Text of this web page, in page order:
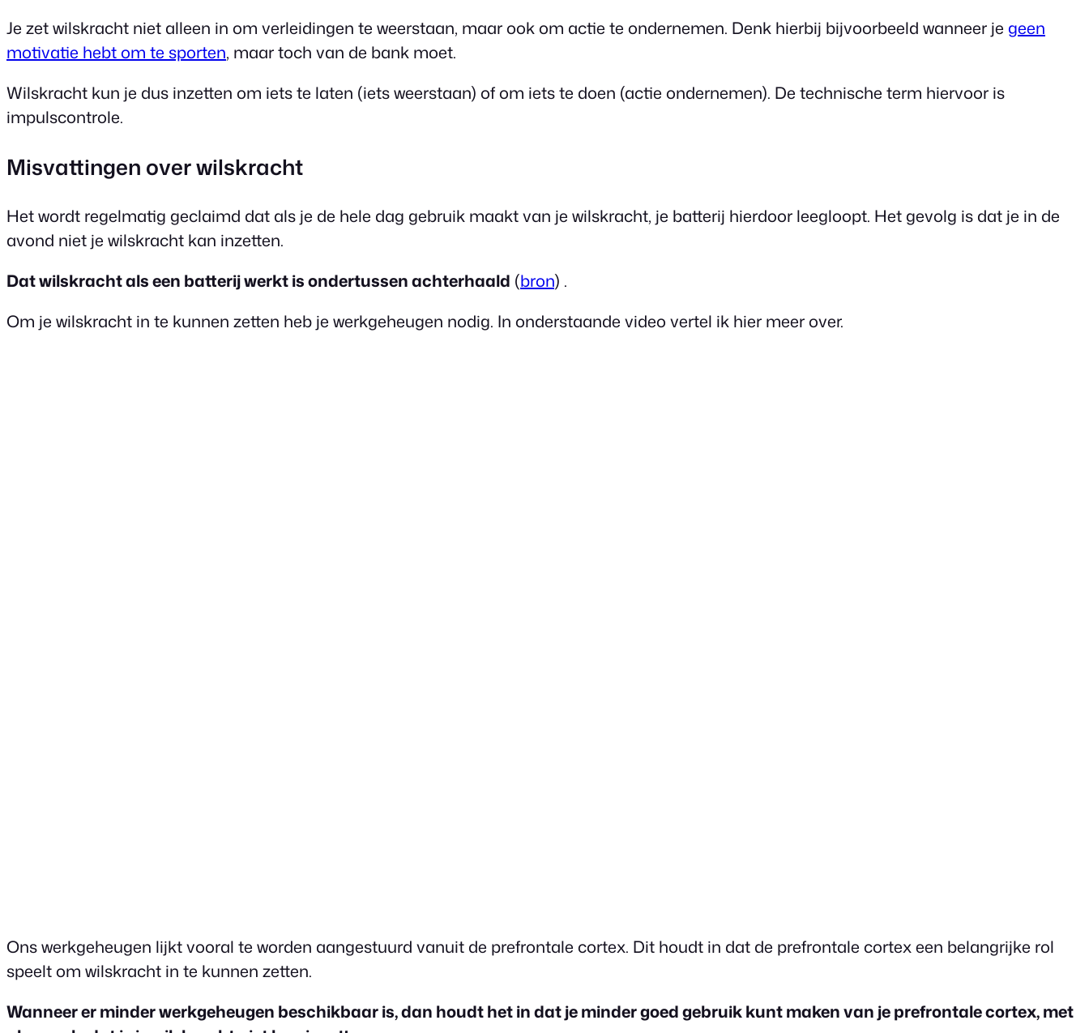
Je zet wilskracht niet alleen in om verleidingen te weerstaan, maar ook om actie te ondernemen. Denk hierbij bijvoorbeeld wanneer je geen
motivatie hebt om te sporten, maar toch van de bank moet.
Wilskracht kun je dus inzetten om iets te laten (iets weerstaan) of om iets te doen (actie ondernemen). De technische term hiervoor is
impulscontrole.
Misvattingen over wilskracht
Het wordt regelmatig geclaimd dat als je de hele dag gebruik maakt van je wilskracht, je batterij hierdoor leegloopt. Het gevolg is dat je in de
avond niet je wilskracht kan inzetten.
Dat wilskracht als een batterij werkt is ondertussen achterhaald (bron) .
Om je wilskracht in te kunnen zetten heb je werkgeheugen nodig. In onderstaande video vertel ik hier meer over.
Ons werkgeheugen lijkt vooral te worden aangestuurd vanuit de prefrontale cortex. Dit houdt in dat de prefrontale cortex een belangrijke rol
speelt om wilskracht in te kunnen zetten.
Wanneer er minder werkgeheugen beschikbaar is, dan houdt het in dat je minder goed gebruik kunt maken van je prefrontale cortex, met